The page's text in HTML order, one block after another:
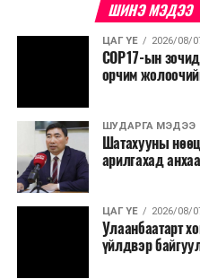
ШИНЭ МЭДЭЭ
ЦАГ ҮЕ 2026/08/
COP17-ын
орчим
ШУДАРГА МЭДЭЭ
Шатахууны
арилгахад
ЦАГ ҮЕ 2026/08/
Улаанбаатарт
үйлдвэр